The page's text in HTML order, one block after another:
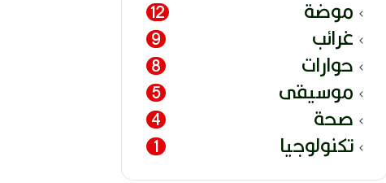
موضة 12
غرائب 9
حوارات 8
موسيقى 5
صحة 4
تكنولوجيا 1